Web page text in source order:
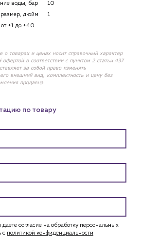
воды, бар
10
размер, дюйм
1
от +1 до +40
о товарах и ценах носит справочный характер
офертой в соответствии с пунктом 2 статьи 437
за собой право изменять
внешний вид, комплектность и цену без
продавца
по товару
согласие на обработку персональных
c политикой конфиденциальности